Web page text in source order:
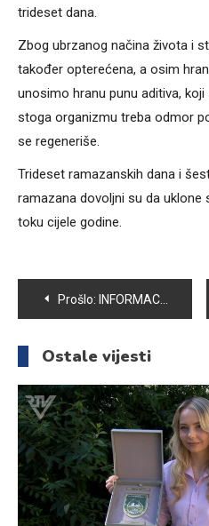
trideset dana.
Zbog ubrzanog načina života i
također opterećena, a osim
unosimo hranu punu aditiva,
stoga organizmu treba odmor
se regeneriše.
Trideset ramazanskih dana i
ramazana dovoljni su da uklone
toku cijele godine.
Navigacija
članaka
Prošlo: INFORMACIJA IZ KJKP „VODOVOD I KANALIZACIJA“ D.O.O. SARAJEVO O VODOSNABDIJEVANJU NASELJA ROSULJE I BLAGOVAC
Ostale vijesti